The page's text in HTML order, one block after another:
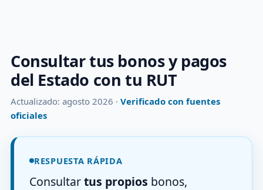
Consultar tus bonos y pagos
del Estado con tu RUT
Actualizado: agosto 2026 · Verificado con fuentes
oficiales
RESPUESTA RÁPIDA
Consultartus propios bonos,